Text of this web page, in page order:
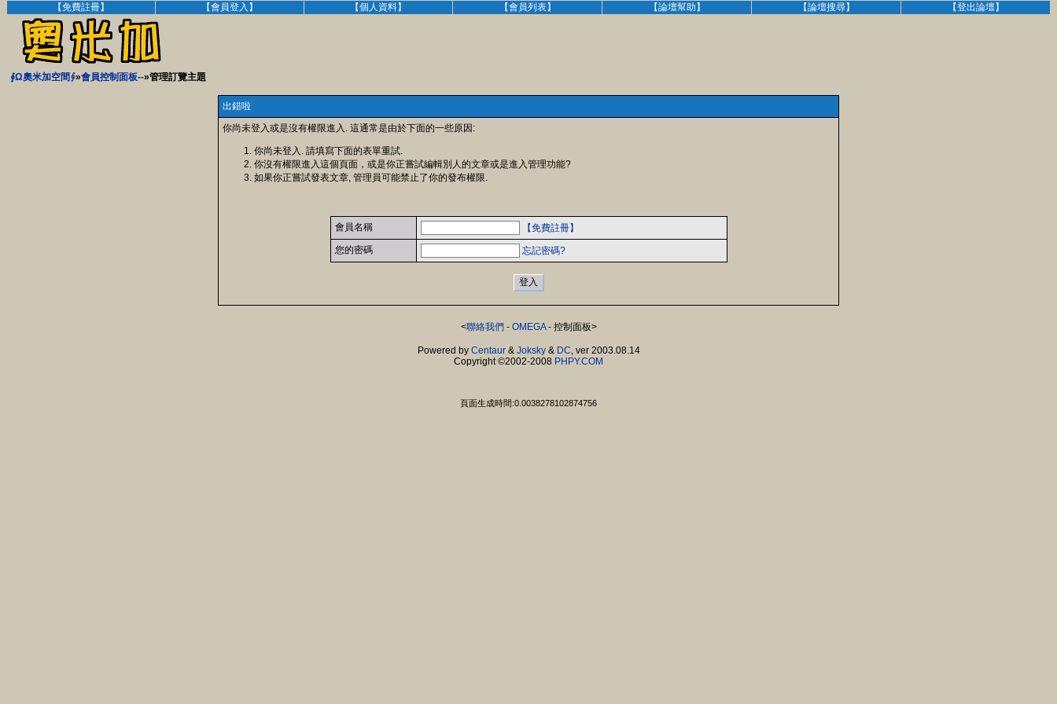
【免費註冊】 【會員登入】 【個人資料】 【會員列表】 【論壇幫助】 【論壇搜尋】 【登出論壇】
∮Ω奧米加空間∮»會員控制面板--»管理訂覽主題
出錯啦
你尚未登入或是沒有權限進入. 這通常是由於下面的一些原因:
你尚未登入. 請填寫下面的表單重試.
你沒有權限進入這個頁面，或是你正嘗試編輯別人的文章或是進入管理功能?
如果你正嘗試發表文章, 管理員可能禁止了你的發布權限.
會員名稱
【免費註冊】
您的密碼
忘記密碼?
<聯絡我們 - OMEGA- 控制面板>
Powered by Centaur& Joksky& DC, ver 2003.08.14
Copyright ©2002-2008 PHPY.COM
頁面生成時間:0.0038278102874756